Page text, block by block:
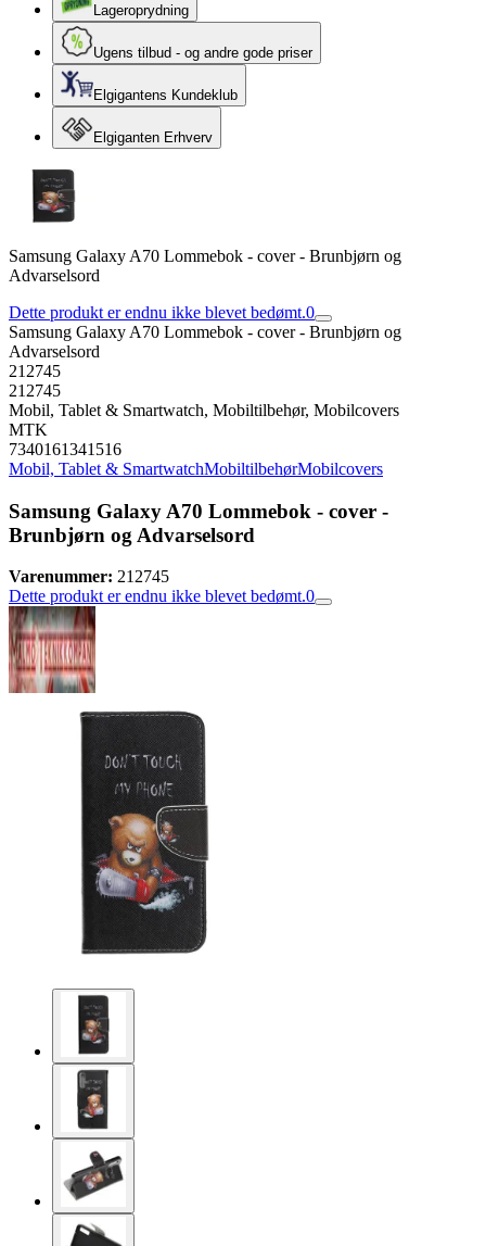
Lageroprydning
Ugens tilbud - og andre gode priser
Elgigantens Kundeklub
Elgiganten Erhverv
Samsung Galaxy A70 Lommebok - cover - Brunbjørn og
Advarselsord
Dette produkt er endnu ikke blevet bedømt.0
Samsung Galaxy A70 Lommebok - cover - Brunbjørn og
Advarselsord
212745
212745
Mobil, Tablet & Smartwatch, Mobiltilbehør, Mobilcovers
MTK
7340161341516
Mobil, Tablet & SmartwatchMobiltilbehørMobilcovers
Samsung Galaxy A70 Lommebok - cover -
Brunbjørn og Advarselsord
Varenummer: 212745
Dette produkt er endnu ikke blevet bedømt.0